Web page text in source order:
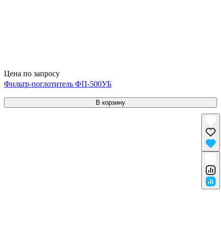
Цена по запросу
Фильтр-поглотитель ФП-500УБ
В корзину